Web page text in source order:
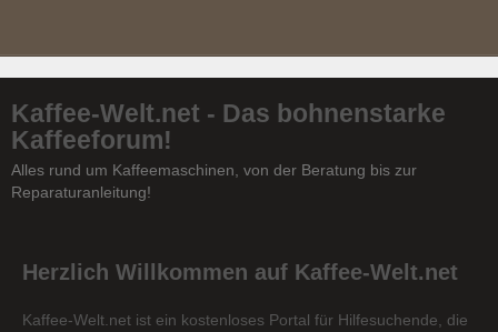
Kaffee-Welt.net - Das bohnenstarke
Kaffeeforum!
Alles rund um Kaffeemaschinen, von der Beratung bis zur
Reparaturanleitung!
Herzlich Willkommen auf Kaffee-Welt.net
Kaffee-Welt.net ist ein kostenloses Portal für Hilfesuchende, die